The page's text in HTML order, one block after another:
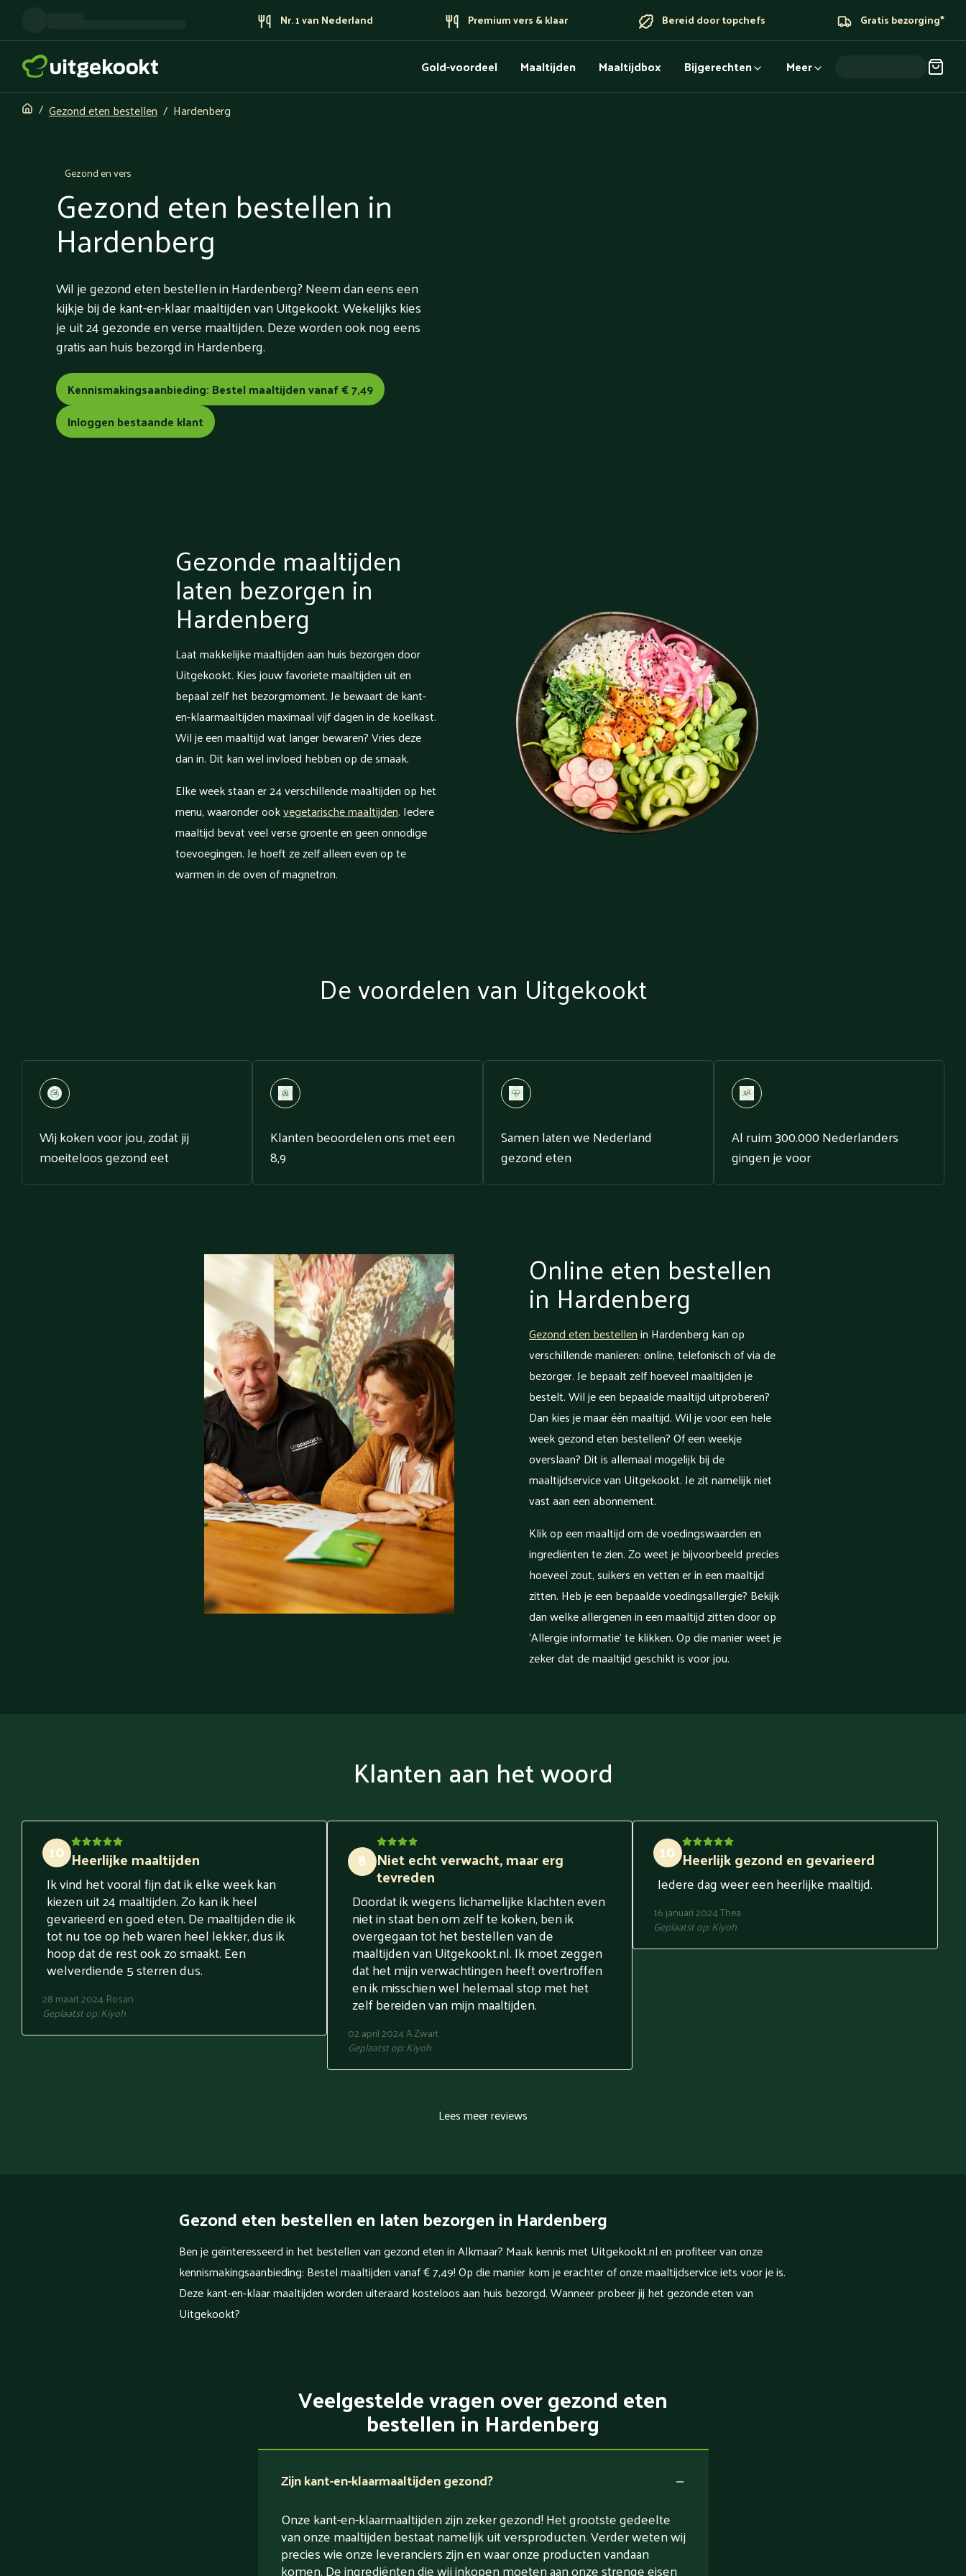
Nr. 1 van Nederland Premium vers & klaar Bereid door topchefs Gratis bezorging*
Gold-voordeel Maaltijden Maaltijdbox Bijgerechten Meer
Gezond eten bestellen Hardenberg
Gezond en vers
Gezond eten bestellen in
Hardenberg
Wil je gezond eten bestellen in Hardenberg? Neem dan eens een
kijkje bij de kant-en-klaar maaltijden van Uitgekookt. Wekelijks kies
je uit 24 gezonde en verse maaltijden. Deze worden ook nog eens
gratis aan huis bezorgd in Hardenberg.
Kennismakingsaanbieding: Bestel maaltijden vanaf € 7,49
Inloggen bestaande klant
Gezonde maaltijden
laten bezorgen in
Hardenberg
Laat makkelijke maaltijden aan huis bezorgen door
Uitgekookt. Kies jouw favoriete maaltijden uit en
bepaal zelf het bezorgmoment. Je bewaart de kant-
en-klaarmaaltijden maximaal vijf dagen in de koelkast.
Wil je een maaltijd wat langer bewaren? Vries deze
dan in. Dit kan wel invloed hebben op de smaak.
Elke week staan er 24 verschillende maaltijden op het
menu, waaronder ookvegetarische maaltijden. Iedere
maaltijd bevat veel verse groente en geen onnodige
toevoegingen. Je hoeft ze zelf alleen even op te
warmen in de oven of magnetron.
De voordelen van Uitgekookt
Wij koken voor jou, zodat jij
moeiteloos gezond eet
Klanten beoordelen ons met een
8,9
Samen laten we Nederland
gezond eten
Al ruim 300.000 Nederlanders
gingen je voor
Online eten bestellen
in Hardenberg
Gezond eten bestellenin Hardenberg kan op
verschillende manieren: online, telefonisch of via de
bezorger. Je bepaalt zelf hoeveel maaltijden je
bestelt. Wil je een bepaalde maaltijd uitproberen?
Dan kies je maar één maaltijd. Wil je voor een hele
week gezond eten bestellen? Of een weekje
overslaan? Dit is allemaal mogelijk bij de
maaltijdservice van Uitgekookt. Je zit namelijk niet
vast aan een abonnement.
Klik op een maaltijd om de voedingswaarden en
ingrediënten te zien. Zo weet je bijvoorbeeld precies
hoeveel zout, suikers en vetten er in een maaltijd
zitten. Heb je een bepaalde voedingsallergie? Bekijk
dan welke allergenen in een maaltijd zitten door op
‘Allergie informatie’ te klikken. Op die manier weet je
zeker dat de maaltijd geschikt is voor jou.
Klanten aan het woord
10 Heerlijke maaltijden
Ik vind het vooral fijn dat ik elke week kan
kiezen uit 24 maaltijden. Zo kan ik heel
gevarieerd en goed eten. De maaltijden die ik
tot nu toe op heb waren heel lekker, dus ik
hoop dat de rest ook zo smaakt. Een
welverdiende 5 sterren dus.
28 maart 2024 Rosan
Geplaatst op:Kiyoh
8 Niet echt verwacht, maar erg
tevreden
Doordat ik wegens lichamelijke klachten even
niet in staat ben om zelf te koken, ben ik
overgegaan tot het bestellen van de
maaltijden van Uitgekookt.nl. Ik moet zeggen
dat het mijn verwachtingen heeft overtroffen
en ik misschien wel helemaal stop met het
zelf bereiden van mijn maaltijden.
02 april 2024A Zwart
Geplaatst op:Kiyoh
10 Heerlijk gezond en gevarieerd
Iedere dag weer een heerlijke maaltijd.
16 januari 2024Thea
Geplaatst op:Kiyoh
Lees meer reviews
Gezond eten bestellen en laten bezorgen in Hardenberg
Ben je geïnteresseerd in het bestellen van gezond eten in Alkmaar? Maak kennis met Uitgekookt.nl en profiteer van onze
kennismakingsaanbieding: Bestel maaltijden vanaf € 7,49! Op die manier kom je erachter of onze maaltijdservice iets voor je is.
Deze kant-en-klaar maaltijden worden uiteraard kosteloos aan huis bezorgd. Wanneer probeer jij het gezonde eten van
Uitgekookt?
Veelgestelde vragen over gezond eten
bestellen in Hardenberg
Zijn kant-en-klaarmaaltijden gezond?
Onze kant-en-klaarmaaltijden zijn zeker gezond! Het grootste gedeelte
van onze maaltijden bestaat namelijk uit versproducten. Verder weten wij
precies wie onze leveranciers zijn en waar onze producten vandaan
komen. De ingrediënten die wij inkopen moeten aan onze strenge eisen